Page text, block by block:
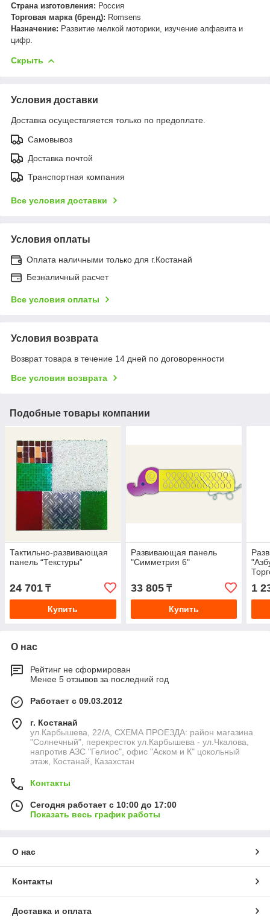
Страна изготовления: Россия
Торговая марка (бренд): Romsens
Назначение: Развитие мелкой моторики, изучение алфавита и
цифр.
Скрыть
Условия доставки
Доставка осуществляется только по предоплате.
Самовывоз
Доставка почтой
Транспортная компания
Все условия доставки
Условия оплаты
Оплата наличными только для г.Костанай
Безналичный расчет
Все условия оплаты
Условия возврата
Возврат товара в течение 14 дней по договоренности
Все условия возврата
Подобные товары компании
Тактильно-развивающая
панель “Текстуры”
24 701 ₸
Купить
Развивающая панель
"Симметрия 6"
33 805₸
Купить
1
О нас
Рейтинг не сформирован
Менее 5 отзывов за последний год
Работает с 09.03.2012
г. Костанай
ул.Карбышева, 22/А, СХЕМА ПРОЕЗДА: район магазина
"Солнечный", перекресток ул.Карбышева - ул.Чкалова,
напротив АЗС "Гелиос", офис "Аском и К" цокольный
этаж, Костанай, Казахстан
Контакты
Сегодня работает с 10:00 до 17:00
Показать весь график работы
О нас
Контакты
Доставка и оплата